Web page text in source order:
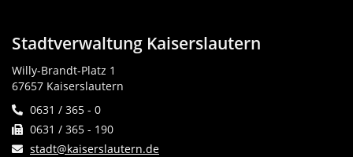
Stadtverwaltung Kaiserslautern
Willy-Brandt-Platz 1
67657 Kaiserslautern
0631 / 365 - 0
0631 / 365 - 190
stadt@kaiserslautern.de